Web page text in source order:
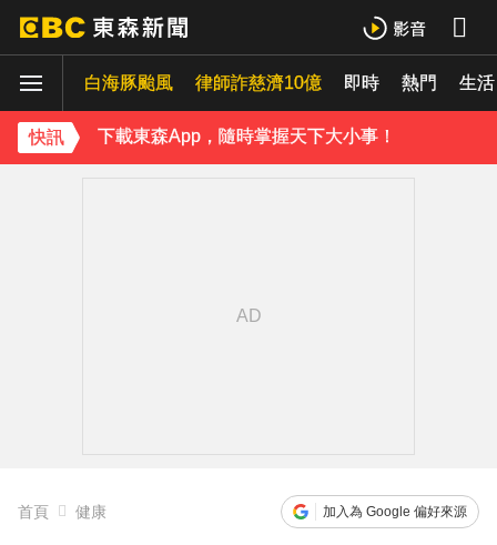
白海豚颱風 律師詐慈濟10億 即時 熱門 生活
快訊
姜厚任小24歲女友「3碩1博」造假？ 台大回應了
下載東森App，隨時掌握天下大小事！
首頁 健康 加入為 Google 偏好來源